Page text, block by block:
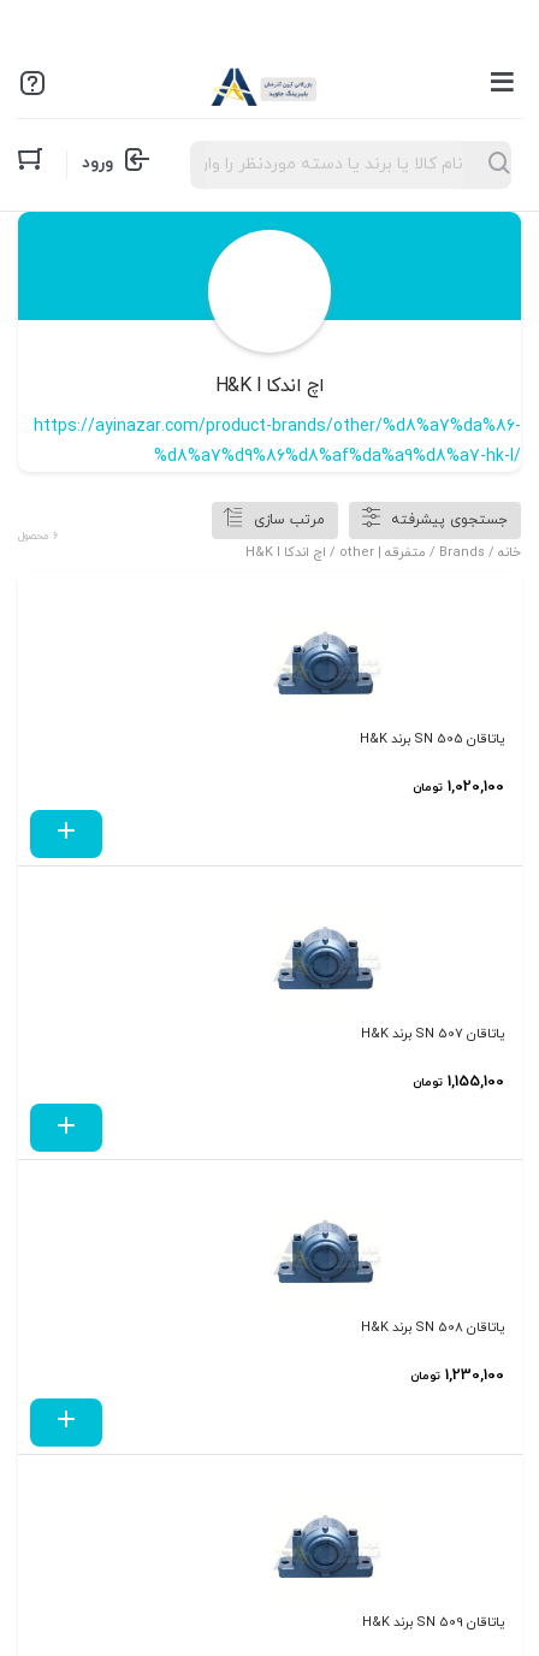
Products
search ورود
اچ اندکا H&K l
https://ayinazar.com/product-brands/other/%d8%a7%da%86-
%d8%a7%d9%86%d8%af%da%a9%d8%a7-hk-l/
جستجوی پیشرفته
مرتب سازی
خانه / Brands / متفرقه | other / اچ اندکا H&K l
6 محصول
یاتاقان SN 505 برند H&K
1,020,100 تومان
یاتاقان SN 507 برند H&K
1,155,100 تومان
یاتاقان SN 508 برند H&K
1,230,100 تومان
یاتاقان SN 509 برند H&K